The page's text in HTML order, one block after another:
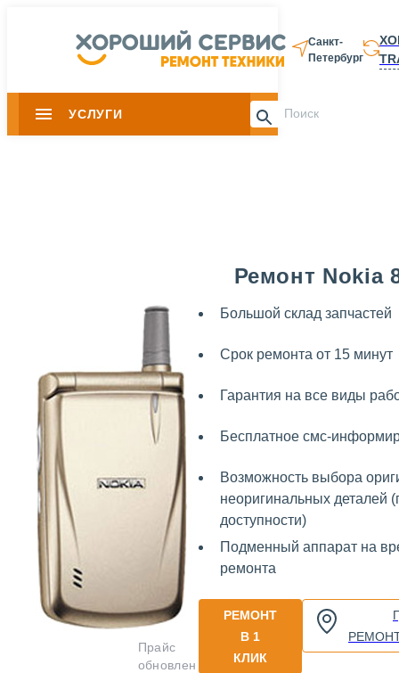
Санкт-
Петербург
УСЛУГИ 8 812 337-
Ремонт Nokia
Большой склад запчастей
Срок ремонта от 15 минут
Гарантия на все виды
Бесплатное смс-
Возможность выбора
неоригинальных деталей
доступности)
Подменный аппарат на
ремонта
РЕМОНТ
В 1
КЛИК
Прайс
обновлен